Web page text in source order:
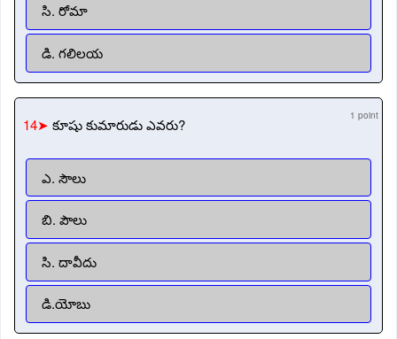
సి. రోమా
డి. గలిలయ
14➤ కూషు కుమారుడు ఎవరు? 1 point
ఎ. సౌలు
బి. పౌలు
సి. దావీదు
డి.యోబు